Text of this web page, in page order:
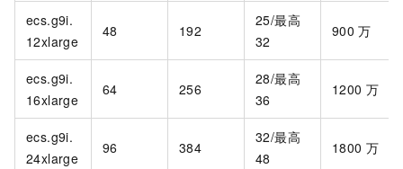
ecs.g9i.
12xlarge
48 192
25/最高
32
900 万
ecs.g9i.
16xlarge
64 256
28/最高
36
1200 万
ecs.g9i.
24xlarge
96 384
32/最高
48
1800 万